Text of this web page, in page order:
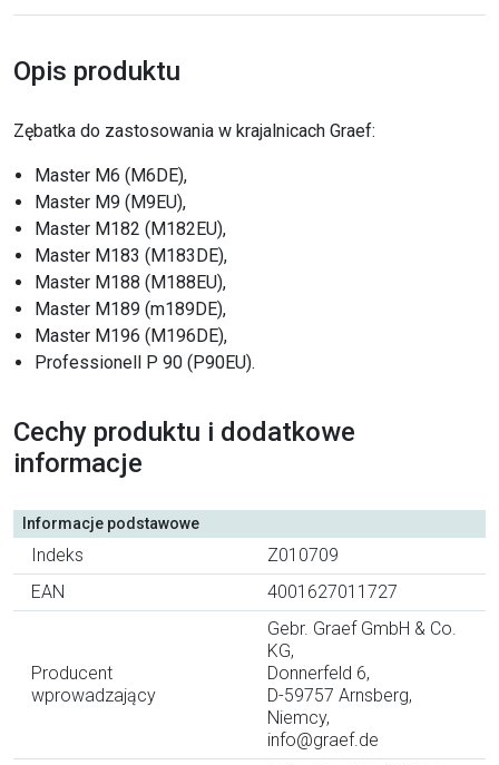
EFA: Historia i oferta
mięsnego
Opis produktu
Zębatka do zastosowania w krajalnicach Graef:
Master M6 (M6DE),
Master M9 (M9EU),
Master M182 (M182EU),
Master M183 (M183DE),
Master M188 (M188EU),
Master M189 (m189DE),
Master M196 (M196DE),
Professionell P 90 (P90EU).
Cechy produktu i dodatkowe
informacje
Informacje podstawowe
Indeks
Z010709
EAN
4001627011727
Producent
wprowadzający
Gebr. Graef GmbH & Co.
KG,
Donnerfeld 6,
D-59757 Arnsberg,
Niemcy,
info@graef.de